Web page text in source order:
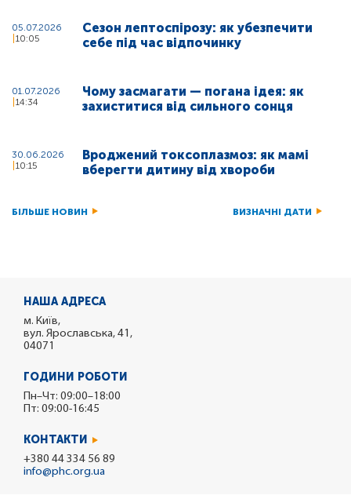
05.07.2026
10:05
Сезон лептоспірозу: як убезпечити
себе під час відпочинку
01.07.2026
14:34
Чому засмагати — погана ідея: як
захиститися від сильного сонця
30.06.2026
10:15
Вроджений токсоплазмоз: як мамі
вберегти дитину від хвороби
БІЛЬШЕ НОВИН ВИЗНАЧНІ ДАТИ
НАША АДРЕСА
м. Київ,
вул. Ярославська, 41,
04071
ГОДИНИ РОБОТИ
Пн–Чт: 09:00–18:00
Пт: 09:00-16:45
КОНТАКТИ
+380 44 334 56 89
info@phc.org.ua